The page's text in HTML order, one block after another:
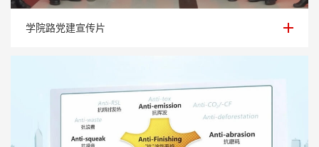
学院路党建宣传片
学院路党建宣传片